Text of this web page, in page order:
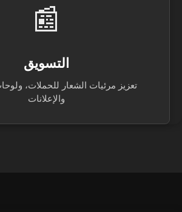
📰
التسويق
تعزيز مرئيات الشعار للحملات،
والإعلانات